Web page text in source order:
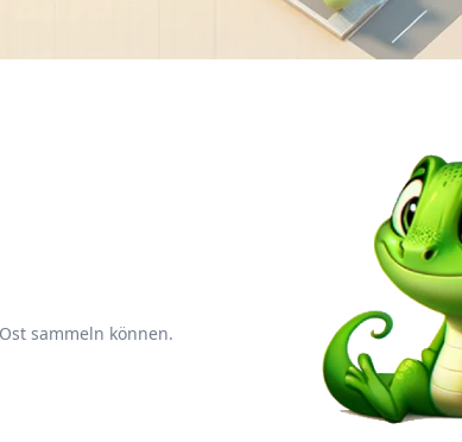
sammeln können.